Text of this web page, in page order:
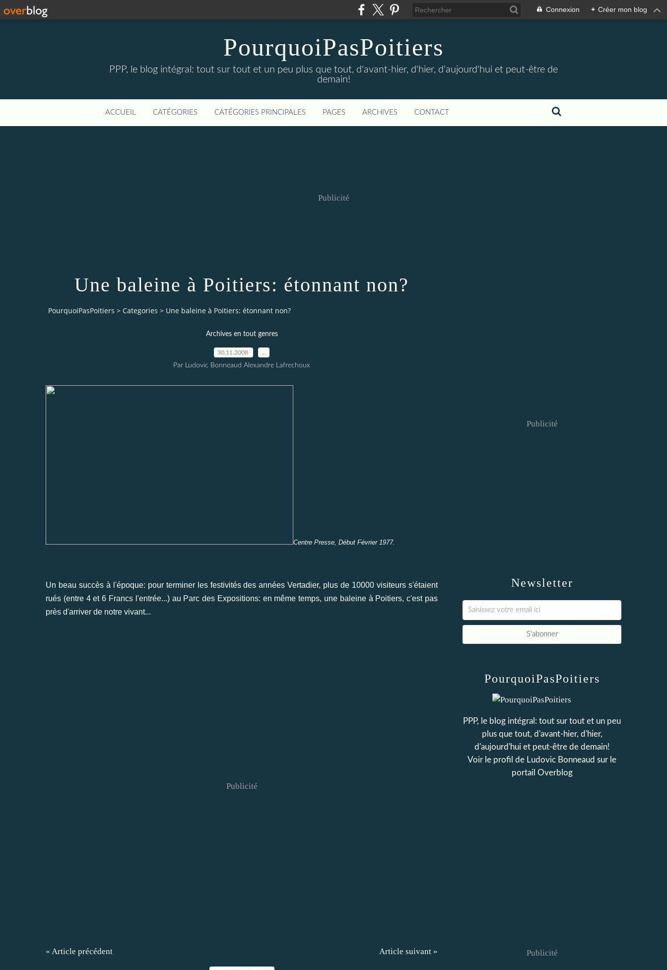
Connexion + Créer mon blog
PourquoiPasPoitiers
PPP, le blog intégral: tout sur tout et un peu plus que tout, d'avant-hier, d'hier, d'aujourd'hui et peut-être de
demain!
ACCUEIL CATÉGORIES CATÉGORIES PRINCIPALES PAGES ARCHIVES CONTACT
Publicité
Une baleine à Poitiers: étonnant non?
PourquoiPasPoitiers > Categories > Une baleine à Poitiers: étonnant non?
Archives en tout genres
30.11.2008
Par Ludovic Bonneaud Alexandre Lafrechoux
Centre Presse, Début Février 1977.
Un beau succès à l'époque: pour terminer les festivités des années Vertadier, plus de 10000 visiteurs s'étaient
rués (entre 4 et 6 Francs l'entrée...) au Parc des Expositions: en même temps, une baleine à Poitiers, c'est pas
près d'arriver de notre vivant...
Publicité
« Article précédent Article suivant »
Newsletter
Publicité
PourquoiPasPoitiers
PPP, le blog intégral: tout sur tout et un peu
plus que tout, d'avant-hier, d'hier,
d'aujourd'hui et peut-être de demain!
Voir le profil de Ludovic Bonneaud sur le
portail Overblog
Publicité